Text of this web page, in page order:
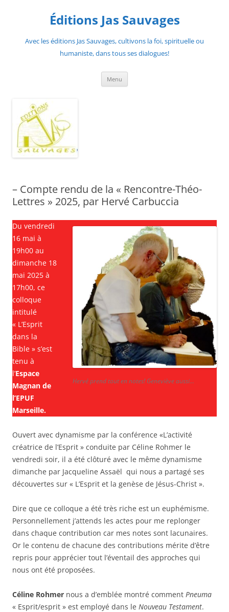
Éditions Jas Sauvages
Avec les éditions Jas Sauvages, cultivons la foi, spirituelle ou
humaniste, dans tous ses dialogues!
Menu
– Compte rendu de la « Rencontre-Théo-
Lettres » 2025, par Hervé Carbuccia
Hervé prend tout en notes! Geneviève aussi…
Du vendredi
16 mai à
19h00 au
dimanche 18
mai 2025 à
17h00, ce
colloque
intitulé
« L’Esprit
dans la
Bible » s’est
tenu à
l’Espace
Magnan de
l’EPUF
Marseille.
Ouvert avec dynamisme par la conférence «L’activité
créatrice de l’Esprit » conduite par Céline Rohmer le
vendredi soir, il a été clôturé avec le même dynamisme
dimanche par Jacqueline Assaël qui nous a partagé ses
découvertes sur « L’Esprit et la genèse de Jésus-Christ ».
Dire que ce colloque a été très riche est un euphémisme.
Personnellement j’attends les actes pour me replonger
dans chaque contribution car mes notes sont lacunaires.
Or le contenu de chacune des contributions mérite d’être
repris pour apprécier tout l’éventail des approches qui
nous ont été proposées.
Céline Rohmer nous a d’emblée montré comment Pneuma
« Esprit/esprit » est employé dans le Nouveau Testament.